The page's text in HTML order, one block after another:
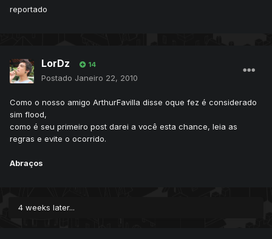
reportado
LorDz 14
Postado Janeiro 22, 2010
Como o nosso amigo ArthurFavilla disse oque fez é considerado
sim flood,
como é seu primeiro post darei a você esta chance, leia as
regras e evite o ocorrido.
Abraços
4 weeks later...